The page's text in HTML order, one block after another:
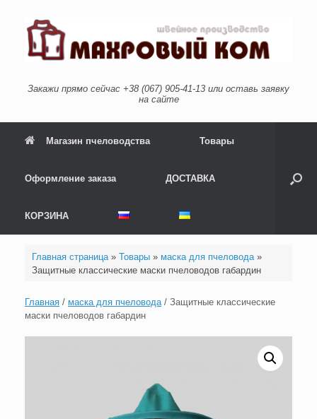
содержанию
Закажи прямо сейчас +38 (067) 905-41-13 или оставь заявку
на сайте
Магазин пчеловодства Товары
Оформление заказа ДОСТАВКА
КОРЗИНА
Главная страница» Товары» маска для пчеловода»
Защитные классические маски пчеловодов габардин
Главная / маска для пчеловода/ Защитные классические
маски пчеловодов габардин